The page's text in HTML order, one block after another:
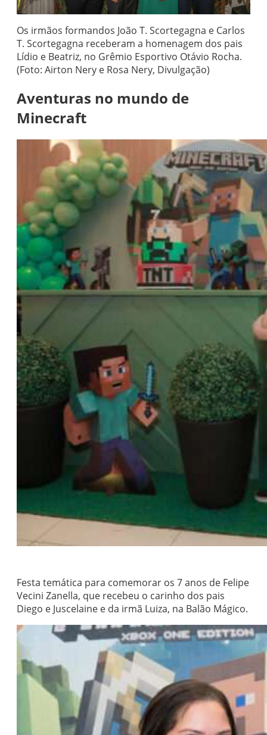
Os irmãos formandos João T. Scortegagna e Carlos
T. Scortegagna receberam a homenagem dos pais
Lídio e Beatriz, no Grêmio Esportivo Otávio Rocha.
(Foto: Airton Nery e Rosa Nery, Divulgação)
Aventuras no mundo de
Minecraft
Festa temática para comemorar os 7 anos de Felipe
Vecini Zanella, que recebeu o carinho dos pais
Diego e Juscelaine e da irmã Luiza, na Balão Mágico.